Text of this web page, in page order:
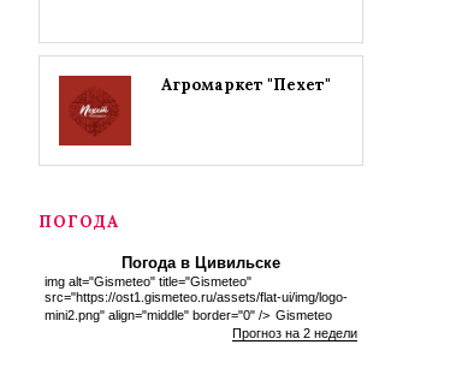
Агромаркет "Пехет"
ПОГОДА
Погода в Цивильске
img alt="Gismeteo" title="Gismeteo"
src="https://ost1.gismeteo.ru/assets/flat-ui/img/logo-
mini2.png" align="middle" border="0" /> Gismeteo
Прогноз на 2 недели